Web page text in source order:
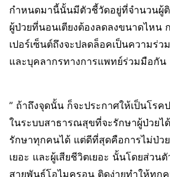
กำหนดมานี้นั้นมีตัวชี้วัดอยู่ที่จำนวนผู้
ผู้ป่วยที่นอนเตียงต้องลดลงขนาดไหน
เปอร์เซ็นต์ถึงจะปลดล็อคเป็นความร่
และบุคลากรทางการแพทย์ร่วมมือกัน
” ถ้าถึงจุดนั้น ก็จะประกาศให้เป็นโรค
ในระบบสาธารณสุขที่จะรักษาผู้ป่วยไ
รักษาทุกคนได้ แต่ดีที่สุดคือการไม่ป่ว
เยอะ และผู้เสียชีวิตเยอะ นั้นโดยส่วน
สายพันธุ์โอไมครอน ติดง่ายทำให้ทุก